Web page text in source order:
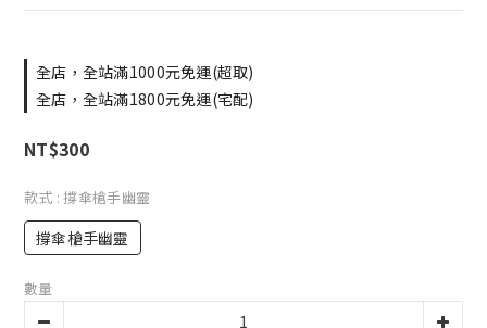
全店，全站滿1000元免運(超取)
全店，全站滿1800元免運(宅配)
NT$300
款式 : 撐傘槍手幽靈
撐傘槍手幽靈
數量